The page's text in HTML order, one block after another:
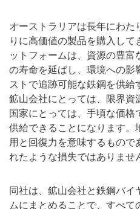
オーストラリアは長年にわ
りに高価値の製品を購入し
ットフォームは、資源の豊
の寿命を延ばし、環境への影
ストで追跡可能な鉄鋼を供給
鉱山会社にとっては、限界
国家にとっては、手頃な価
供給できることになります
用と回復力を意味するもの
れたような損失ではありませ
同社は、鉱山会社と鉄鋼バ
ムにまとめることで、すべ